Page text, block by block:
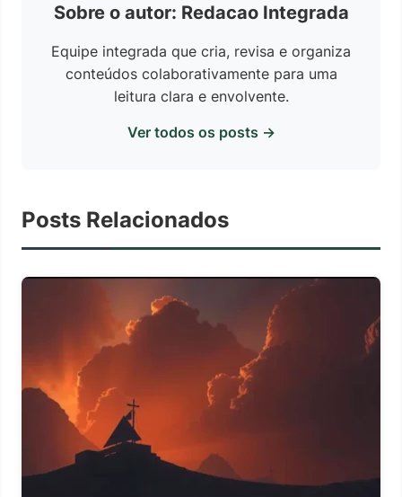
Sobre o autor: Redacao Integrada
Equipe integrada que cria, revisa e organiza
conteúdos colaborativamente para uma
leitura clara e envolvente.
Ver todos os posts →
Posts Relacionados